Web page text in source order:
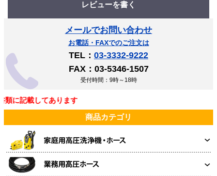
レビューを書く
メールでお問い合わせ
お電話・FAXでのご注文は
TEL： 03-3332-9222
FAX：03-5346-1507
受付時間：9時～18時
に記載してあります
商品カテゴリ